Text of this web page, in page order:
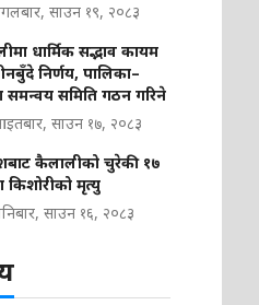
साउन १९, २०८३
धार्मिक सद्भाव कायम
निर्णय, पालिका–
समन्वय समिति गठन गरिने
साउन १७, २०८३
कैलालीको चुरेकी १७
किशोरीको मृत्यु
साउन १६, २०८३